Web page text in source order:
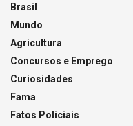
Brasil
Mundo
Agricultura
Concursos e Emprego
Curiosidades
Fama
Fatos Policiais